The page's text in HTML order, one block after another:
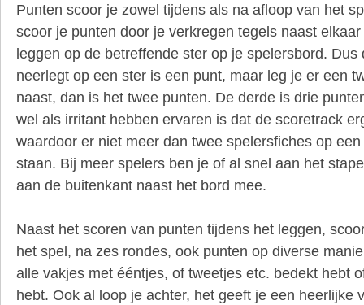
Punten scoor je zowel tijdens als na afloop van het
scoor je punten door je verkregen tegels naast
leggen op de betreffende ster op je spelersbord. Dus
neerlegt op een ster is een punt, maar leg je er een
naast, dan is het twee punten. De derde is drie
wel als irritant hebben ervaren is dat de scoretrack
waardoor er niet meer dan twee spelersfiches op
staan. Bij meer spelers ben je of al snel aan het
aan de buitenkant naast het bord mee.
Naast het scoren van punten tijdens het leggen,
het spel, na zes rondes, ook punten op diverse
alle vakjes met ééntjes, of tweetjes etc. bedekt hebt
hebt. Ook al loop je achter, het geeft je een heerlijke